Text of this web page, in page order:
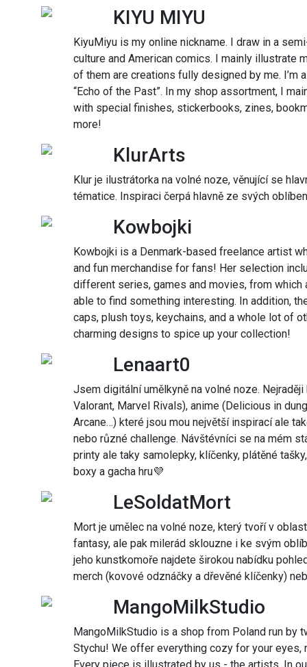
KIYU MIYU
KiyuMiyu is my online nickname. I draw in a
culture and American comics. I mainly illustrate
of them are creations fully designed by me. I’m
“Echo of the Past”. In my shop assortment, I
with special finishes, stickerbooks, zines,
more!
KlurArts
Klur je ilustrátorka na volné noze, věnující se
tématice. Inspiraci čerpá hlavně ze svých
Kowbojki
Kowbojki is a Denmark-based freelance artist
and fun merchandise for fans! Her selection
different series, games and movies, from which
able to find something interesting. In addition,
caps, plush toys, keychains, and a whole lot of
charming designs to spice up your collection!
Lenaart0
Jsem digitální umělkyně na volné noze.
Valorant, Marvel Rivals), anime (Delicious in
Arcane…) které jsou mou největší inspirací ale
nebo různé challenge. Návštévníci se na mém
printy ale taky samolepky, klíčenky, plátěné
boxy a gacha hru💜
LeSoldatMort
Mort je umělec na volné noze, který tvoří v
fantasy, ale pak milerád sklouzne i ke svým
jeho kunstkomoře najdete širokou nabídku
merch (kovové odznáčky a dřevěné klíčenky)
MangoMilkStudio
MangoMilkStudio is a shop from Poland run by
Stychu! We offer everything cozy for your eyes,